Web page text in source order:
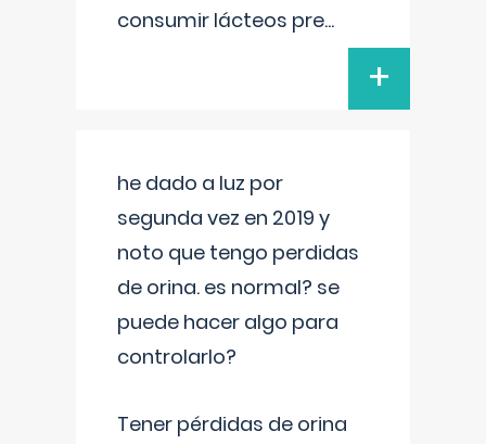
consumir lácteos pre...
+
he dado a luz por
segunda vez en 2019 y
noto que tengo perdidas
de orina. es normal? se
puede hacer algo para
controlarlo?
Tener pérdidas de orina